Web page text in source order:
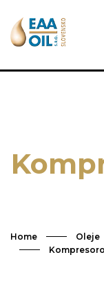
Home Oleje